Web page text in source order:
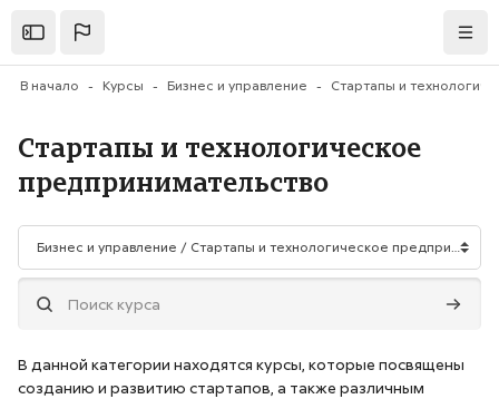
Открыть
В начало Курсы Бизнес и управление
Стартапы и технологическое
предпринимательство
Категории курсов
Поиск курса Поиск
В данной категории находятся курсы, которые посвящены
созданию и развитию стартапов, а также различным